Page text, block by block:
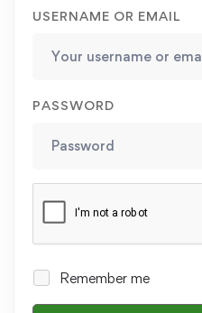
USERNAME OR EMAIL
PASSWORD
Remember me